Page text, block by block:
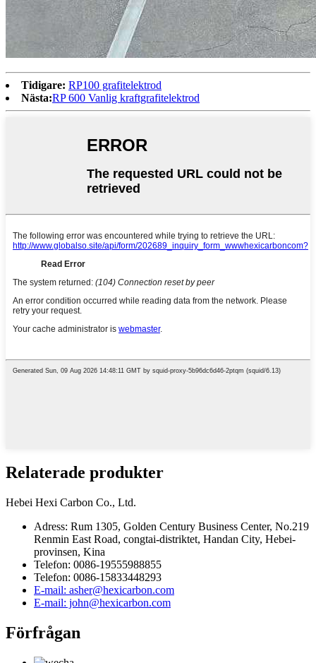
Tidigare: RP100 grafitelektrod
Nästa:RP 600 Vanlig kraftgrafitelektrod
Relaterade produkter
Hebei Hexi Carbon Co., Ltd.
Adress: Rum 1305, Golden Century Business Center, No.219
Renmin East Road, congtai-distriktet, Handan City, Hebei-
provinsen, Kina
Telefon: 0086-19555988855
Telefon: 0086-15833448293
E-mail: asher@hexicarbon.com
E-mail: john@hexicarbon.com
Förfrågan